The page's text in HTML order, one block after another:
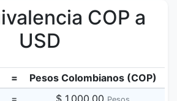
COP a
USD
=
Pesos Colombianos (COP)
= $ 1,000.00